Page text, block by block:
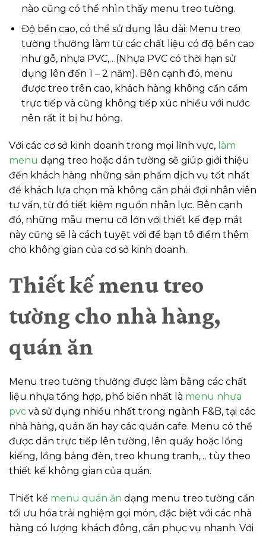
nào cũng có thể nhìn thấy menu treo tường.
Độ bền cao, có thể sử dụng lâu dài: Menu treo
tường thường làm từ các chất liệu có độ bền cao
như gỗ, nhựa PVC,…(Nhựa PVC có thời hạn sử
dụng lên đến 1 – 2 năm). Bên cạnh đó, menu
được treo trên cao, khách hàng không cần cầm
trực tiếp và cũng không tiếp xúc nhiều với nước
nên rất ít bị hư hỏng.
Với các cơ sở kinh doanh trong mọi lĩnh vực, làm
menu dạng treo hoặc dán tường sẽ giúp giới thiệu
đến khách hàng những sản phẩm dịch vụ tốt nhất
để khách lựa chọn mà không cần phải đợi nhân viên
tư vấn, từ đó tiết kiệm nguồn nhân lực. Bên cạnh
đó, những mẫu menu cỡ lớn với thiết kế đẹp mắt
này cũng sẽ là cách tuyệt vời để bạn tô điểm thêm
cho không gian của cơ sở kinh doanh.
Thiết kế menu treo
tường cho nhà hàng,
quán ăn
Menu treo tường thường được làm bằng các chất
liệu nhựa tổng hợp, phổ biến nhất là menu nhựa
pvc và sử dụng nhiều nhất trong ngành F&B, tại các
nhà hàng, quán ăn hay các quán cafe. Menu có thể
được dán trực tiếp lên tường, lên quầy hoặc lồng
kiếng, lồng bảng đèn, treo khung tranh,… tùy theo
thiết kế không gian của quán.
Thiết kế menu quán ăn dạng menu treo tường cần
tối ưu hóa trải nghiệm gọi món, đặc biệt với các nhà
hàng có lượng khách đông, cần phục vụ nhanh. Với